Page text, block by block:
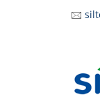
🖂